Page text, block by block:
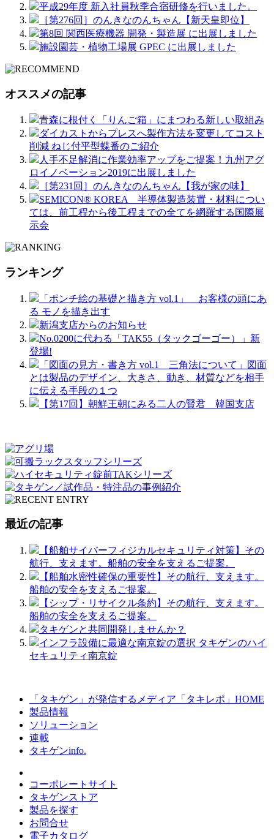
平成29年度 新入社員秋季合宿研修を行いました。
［第276回］のんきなのんちゃん【新天皇即位】
第8回 関西医療機器 開発・製造展 に出展しました
施設園芸・植物工場展 GPEC に出展しました
オススメの記事
青森に根付く「りんご箱」にまつわる新しい取組み
ダイカストからプレスへ製作方法を変更してコスト
削減 ねじ付平型蝶番のご紹介
人手不足解消に作業効率アップをご提案！九州アグ
ロイノベーション2019に出展しました
［第231回］のんきなのんちゃん【我が家の味】
SEMICON® KOREA 半導体製造装置・材料につい
ては、前工程から後工程までの全てを網羅する国際展
示会
ランキング
「ポンチ絵の基礎と描き方 vol.1」 お客様の頭にあ
る モノを描き出す
新潟支店からのお知らせ
No.0200に代わる「TAK55（タックゴーゴー）」新
登場!
「図面の見方・書き方 vol.1 三角法について」図面
とは製品のデザイン、大きさ、動き、材質などを相手
に伝える手段の１つ
【第17回】朝鮮王朝にみる二人の賢君 韓国支店
最近の記事
【船舶サイバーフィジカルセキュリティ対策】その
航行、支えます。船舶の安全を支えるご提案。
【船舶水密性確保の重要性】その航行、支えます。
船舶の安全を支えるご提案。
【シップ・リサイクル条約】その航行、支えます。
船舶の安全を支えるご提案。
タキゲンと共同開発しませんか？
インフラ設備に最適な南京錠の選択 タキゲンのハイ
セキュリティ南京錠
「タキゲン」が発信するメディア「タキレポ」HOME
製品情報
ソリューション
連載
タキゲンinfo.
コーポレートサイト
タキゲンストア
製品を探す
お問合せ
電子カタログ